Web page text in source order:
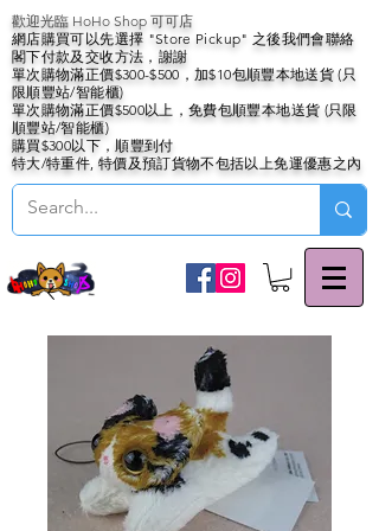
歡迎光臨 HoHo Shop 可可店
網店購買可以先選擇 "Store Pickup" 之後我們會聯絡
閣下付款及交收方法，謝謝
單次購物滿正價$300-$500，加$10包順豐本地送貨 (只
限順豐站/智能櫃)
單次購物滿正價$500以上，免費包順豐本地送貨 (只限
順豐站/智能櫃)
購買$300以下，順豐到付
特大/特重件, 特價及預訂貨物不包括以上免運優惠之內